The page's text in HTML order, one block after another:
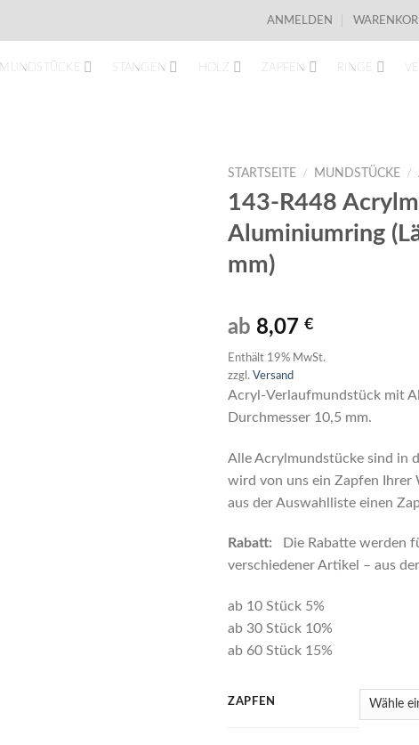
ANMELDEN
MUNDSTÜCKE STANGEN HOLZ ZAPFEN RINGE
STARTSEITE / MUNDSTÜCKE /
143-R448
Aluminiumring
mm)
ab 8,07 €
Enthält 19% MwSt.
zzgl. Versand
Acryl-Verlaufmundstück mit
Durchmesser 10,5 mm.
Alle Acrylmundstücke sind in
wird von uns ein Zapfen Ihrer
aus der Auswahlliste einen
Rabatt:
Die Rabatte werden
verschiedener Artikel – aus
ab 10 Stück 5%
ab 30 Stück 10%
ab 60 Stück 15%
ZAPFEN